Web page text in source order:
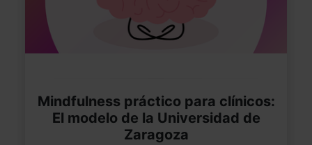
Mindfulness práctico para clínicos:
El modelo de la Universidad de
Zaragoza